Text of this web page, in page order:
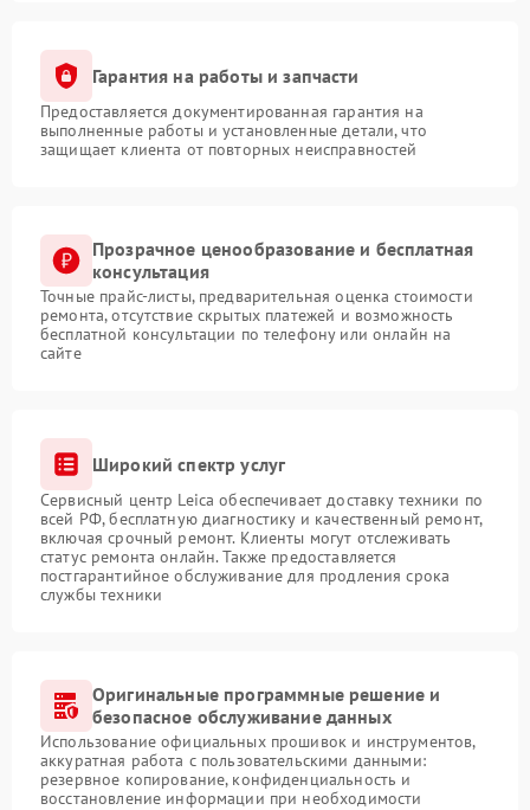
Гарантия на работы и запчасти
Предоставляется документированная гарантия на
выполненные работы и установленные детали, что
защищает клиента от повторных неисправностей
Прозрачное ценообразование и бесплатная
консультация
Точные прайс-листы, предварительная оценка стоимости
ремонта, отсутствие скрытых платежей и возможность
бесплатной консультации по телефону или онлайн на
сайте
Широкий спектр услуг
Сервисный центр Leica обеспечивает доставку техники по
всей РФ, бесплатную диагностику и качественный ремонт,
включая срочный ремонт. Клиенты могут отслеживать
статус ремонта онлайн. Также предоставляется
постгарантийное обслуживание для продления срока
службы техники
Оригинальные программные решение и
безопасное обслуживание данных
Использование официальных прошивок и инструментов,
аккуратная работа с пользовательскими данными:
резервное копирование, конфиденциальность и
восстановление информации при необходимости